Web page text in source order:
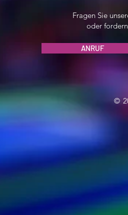
Fragen Sie
oder
ANRUF
©